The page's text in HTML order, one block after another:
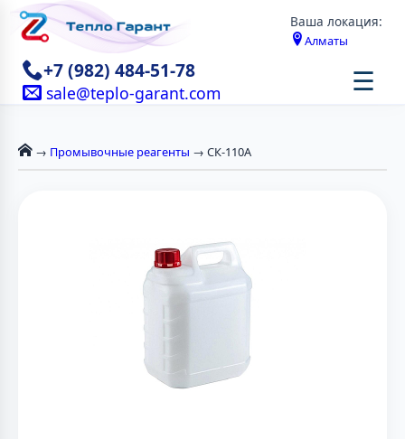
Ваша локация:
Алматы
+7 (982) 484-51-78
sale@teplo-garant.com ☰
→ Промывочные реагенты → СК-110А